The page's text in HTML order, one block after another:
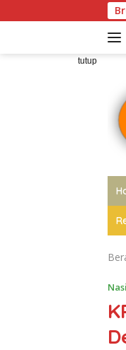
ke
Kapolres Baru di
tutup